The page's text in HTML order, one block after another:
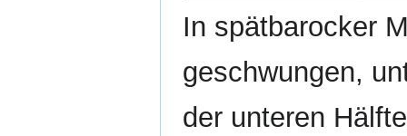
In spätbarocker
geschwungen,
der unteren